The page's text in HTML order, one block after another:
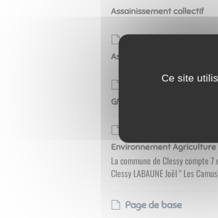
Assainissement collectif
Page de base
Assainissement individuel
Page de base
GM
Environnement Agriculture
La commune de Clessy compte
Clessy LABAUNE Joël " Les
Page de base
Ce site